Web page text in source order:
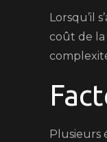
Lorsqu’il
coût de
Plusieurs